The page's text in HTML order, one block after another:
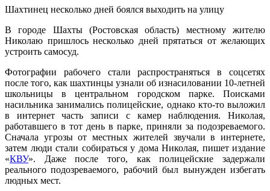
Шахтинец несколько дней боялся выходить на улицу
В городе Шахты (Ростовская область) местному жителю
Николаю пришлось несколько дней прятаться от желающих
устроить самосуд.
Фотографии рабочего стали распространяться в соцсетях
после того, как шахтинцы узнали об изнасиловании 10-летней
школьницы в центральном городском парке. Поисками
насильника занимались полицейские, однако кто-то выложил
в интернет часть записи с камер наблюдения. Николая,
работавшего в тот день в парке, приняли за подозреваемого.
Сначала угрозы от местных жителей звучали в интернете,
затем люди стали собираться у дома Николая, пишет издание
«КВУ». Даже после того, как полицейские задержали
реального подозреваемого, рабочий был вынужден избегать
людных мест.